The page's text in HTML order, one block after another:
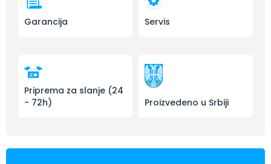
Garancija Servis
Priprema za slanje (24
- 72h)
Proizvedeno u Srbiji